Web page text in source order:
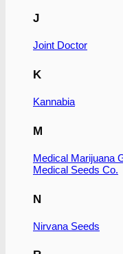
J
Joint Doctor
K
Kannabia
M
Medical Marijuana
Medical Seeds Co.
N
Nirvana Seeds